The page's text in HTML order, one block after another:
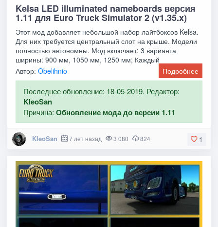
Kelsa LED illuminated nameboards версия
1.11 для Euro Truck Simulator 2 (v1.35.x)
Этот мод добавляет небольшой набор лайтбоксов Kelsa.
Для них требуется центральный слот на крыше. Модели
полностью автономны. Мод включает: 3 варианта
ширины: 900 мм, 1050 мм, 1250 мм; Каждый
Автор:Obelihnio Подробнее
Последнее обновление: 18-05-2019. Редактор:
KleoSan
Причина:Обновление мода до версии 1.11
1
KleoSan 7 лет назад 3 080 824